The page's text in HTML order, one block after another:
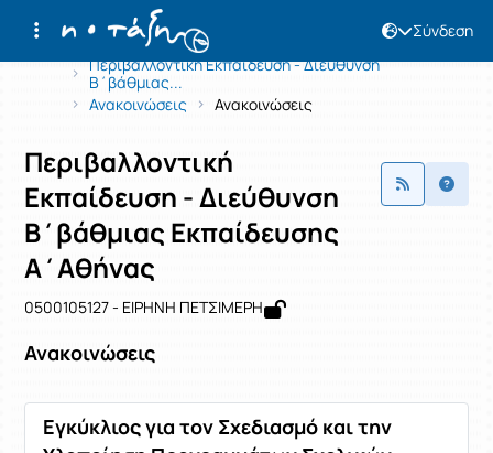
Σύνδεση
Αρχική Σελίδα
Περιβαλλοντική Εκπαίδευση - Διεύθυνση
Β΄βάθμιας...
Ανακοινώσεις
Ανακοινώσεις
Μάθημα : Περιβαλλοντική
Κωδικός : 0500105127
Περιβαλλοντική
Εκπαίδευση - Διεύθυνση
Β΄βάθμιας Εκπαίδευσης
Α΄Αθήνας
0500105127 - ΕΙΡΗΝΗ ΠΕΤΣΙΜΕΡΗ
Ανακοινώσεις
Εγκύκλιος για τον Σχεδιασμό και την